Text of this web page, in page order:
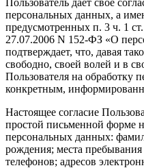
Пользователь дает свое
персональных данных, а
предусмотренных п. 3 ч. 1
27.07.2006 N 152-ФЗ «О
подтверждает, что, давая
свободно, своей волей и в
Пользователя на обработку
конкретным,
Настоящее согласие
простой письменной форме
персональных данных:
рождения; места
телефонов; адресов